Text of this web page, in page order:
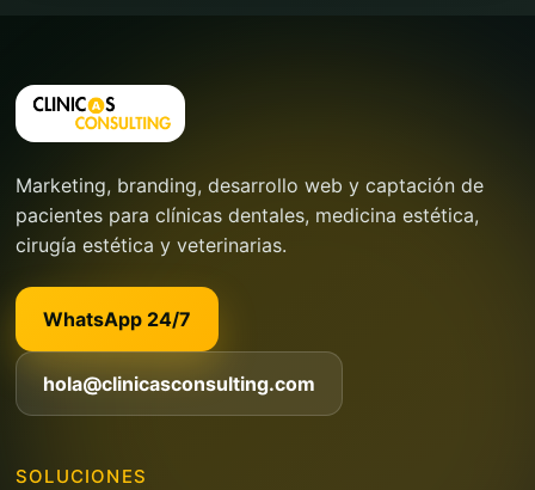
Marketing, branding, desarrollo web y captación de
pacientes para clínicas dentales, medicina estética,
cirugía estética y veterinarias.
WhatsApp 24/7
hola@clinicasconsulting.com
SOLUCIONES